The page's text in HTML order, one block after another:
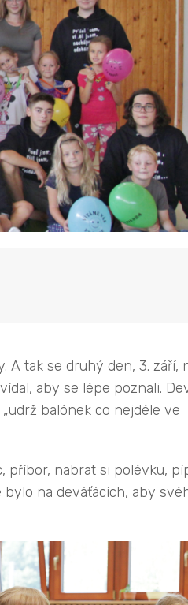
A tak se druhý den, 3. září,
aby se lépe poznali.
balónek co nejdéle ve
příbor, nabrat si polévku,
na deváťácích, aby